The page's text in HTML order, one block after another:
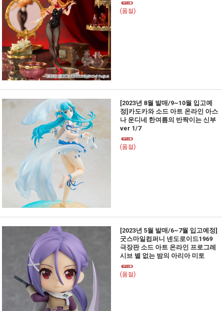
(품절)
[2023년 8월 발매/9~10월 입고예
정]카도카와 소드 아트 온라인 아스
나 운디네 한여름의 반짝이는 신부
ver 1/7
(품절)
[2023년 5월 발매/6~7월 입고예정]
굿스마일컴퍼니 넨도로이드1969
극장판 소드 아트 온라인 프로그레
시브 별 없는 밤의 아리아 미토
(품절)